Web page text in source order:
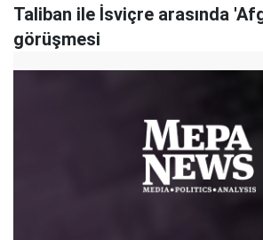
Taliban ile İsviçre arasında
görüşmesi